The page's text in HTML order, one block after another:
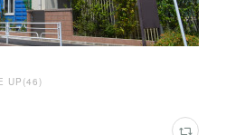
UP (46)